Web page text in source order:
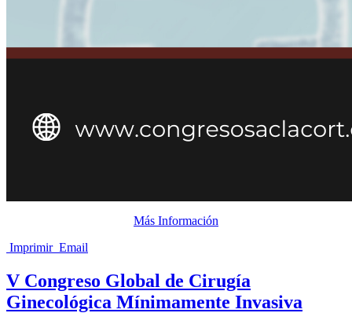
Más Información
Imprimir Email
V Congreso Global de Cirugía
Ginecológica Mínimamente Invasiva